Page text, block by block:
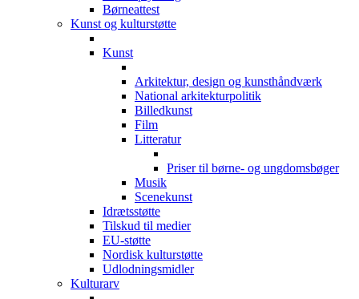
Børneattest
Kunst og kulturstøtte
Kunst
Arkitektur, design og kunsthåndværk
National arkitekturpolitik
Billedkunst
Film
Litteratur
Priser til børne- og ungdomsbøger
Musik
Scenekunst
Idrætsstøtte
Tilskud til medier
EU-støtte
Nordisk kulturstøtte
Udlodningsmidler
Kulturarv